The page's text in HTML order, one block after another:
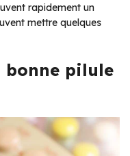
rapidement un
mettre quelques
bonne pilule